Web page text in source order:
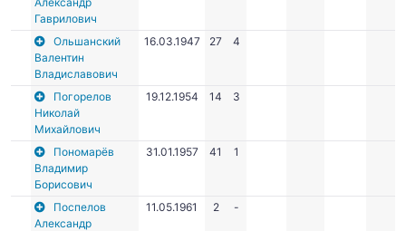
Гаврилович
Ольшанский
Валентин
Владиславович
16.03.1947 27 4
Погорелов
Николай
Михайлович
19.12.1954 14 3
Пономарёв
Владимир
Борисович
31.01.1957 41 1
Поспелов
Александр
11.05.1961 2 -